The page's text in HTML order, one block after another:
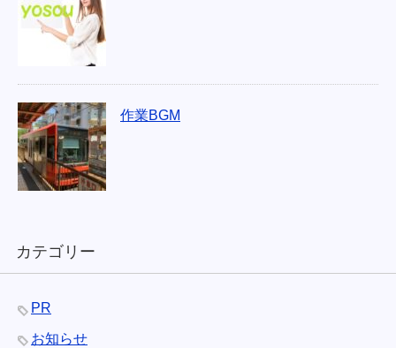
作業BGM
カテゴリー
PR
お知らせ